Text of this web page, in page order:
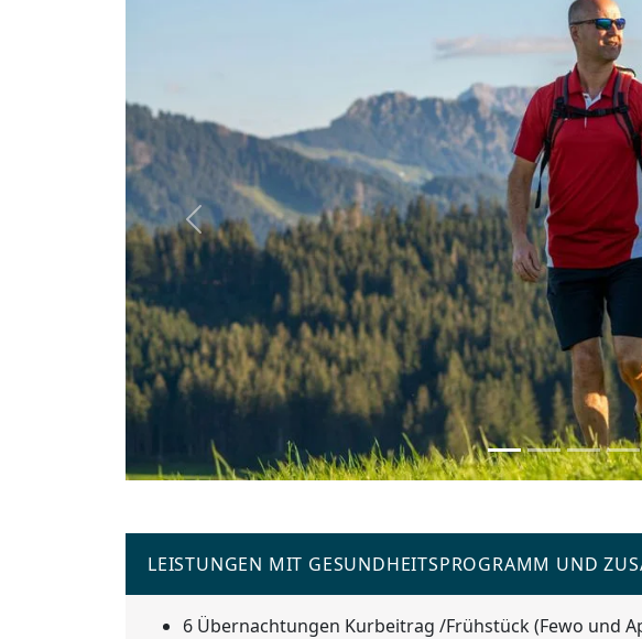
Previous
LEISTUNGEN MIT GESUNDHEITSPROGRAMM UND
6 Übernachtungen Kurbeitrag /Frühstück (Fewo und